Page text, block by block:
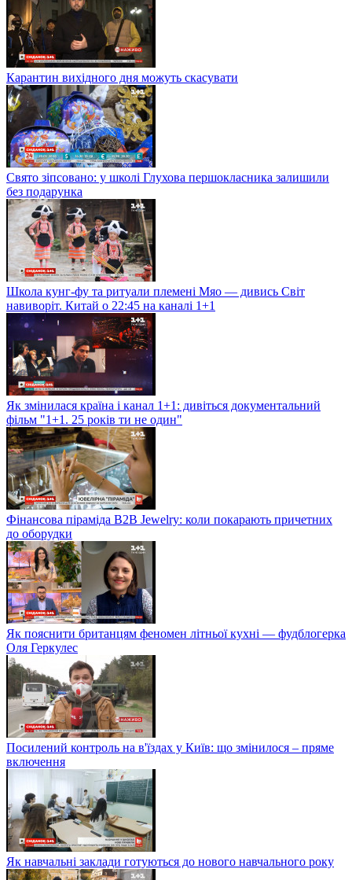
Карантин вихідного дня можуть скасувати
Свято зіпсовано: у школі Глухова першокласника залишили
без подарунка
Школа кунг-фу та ритуали племені Мяо — дивись Світ
навиворіт. Китай о 22:45 на каналі 1+1
Як змінилася країна і канал 1+1: дивіться документальний
фільм "1+1. 25 років ти не один"
Фінансова піраміда B2B Jewelry: коли покарають причетних
до оборудки
Як пояснити британцям феномен літньої кухні — фудблогерка
Оля Геркулес
Посилений контроль на в'їздах у Київ: що змінилося – пряме
включення
Як навчальні заклади готуються до нового навчального року